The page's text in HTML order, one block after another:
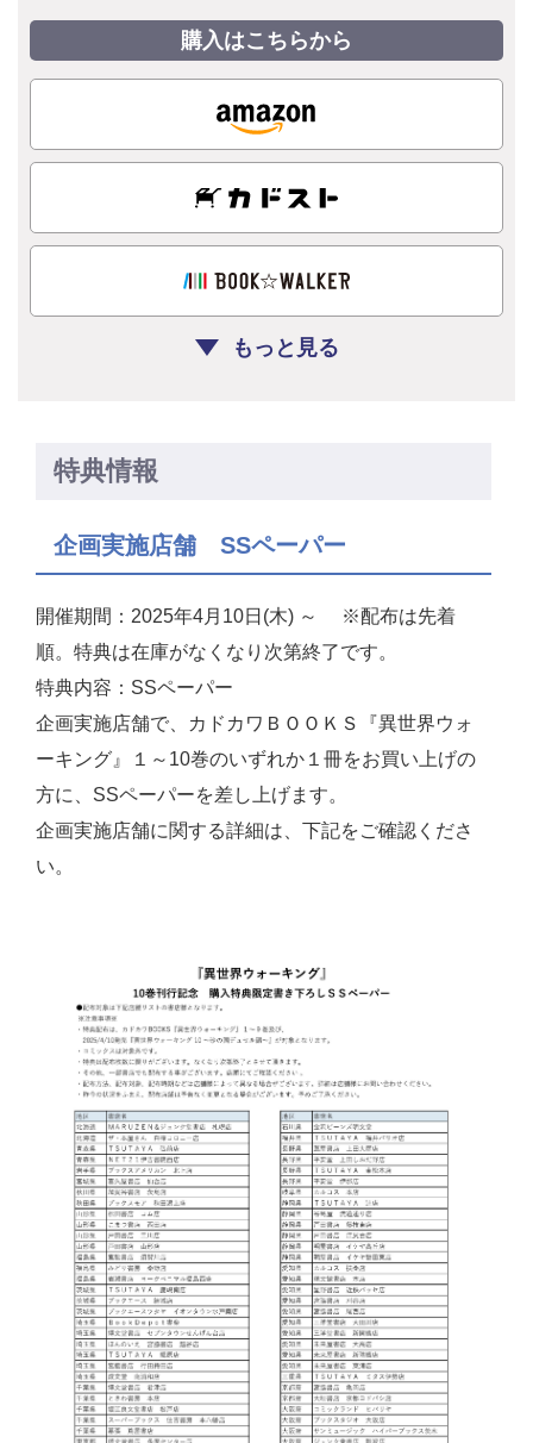
購入はこちらから
もっと見る
特典情報
企画実施店舗 SSペーパー
開催期間：2025年4月10日(木) ～ ※配布は先着
順。特典は在庫がなくなり次第終了です。
特典内容：SSペーパー
企画実施店舗で、カドカワＢＯＯＫＳ『異世界ウォ
ーキング』１～10巻のいずれか１冊をお買い上げの
方に、SSペーパーを差し上げます。
企画実施店舗に関する詳細は、下記をご確認くださ
い。